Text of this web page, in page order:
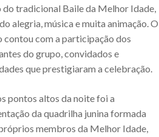
do tradicional Baile da Melhor Idade,
alegria, música e muita animação. O
contou com a participação dos
do grupo, convidados e
que prestigiaram a celebração.
pontos altos da noite foi a
da quadrilha junina formada
membros da Melhor Idade,